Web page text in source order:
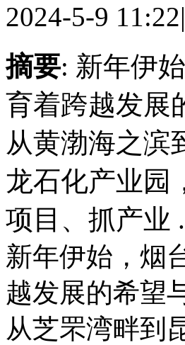
2024-5-9 11:22|
摘要: 新年伊
育着跨越发展
从黄渤海之滨
龙石化产业园
项目、抓产业
新年伊始，烟
越发展的希望
从芝罘湾畔到